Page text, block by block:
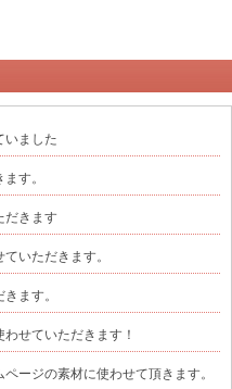
いました
す。
だきます
いただきます。
ます。
せていただきます！
ージの素材に使わせて頂きます。